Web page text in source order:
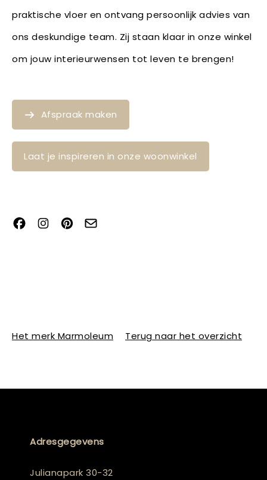
praktische vloer en ontvang persoonlijk advies van
ons deskundige team. Zij staan klaar in onze winkel
om jouw interieurwensen tot leven te brengen!
Afspraak maken
Laat je inspireren in onze woonwinkel
Het merk Marmoleum Terug naar het overzicht
Adresgegevens
Julianapark 30-32